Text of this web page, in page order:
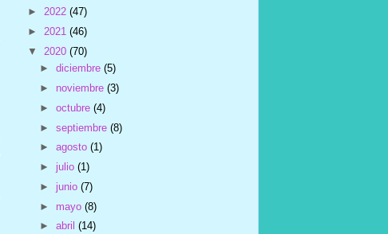
► 2022 (47)
► 2021 (46)
▼ 2020 (70)
►diciembre(5)
► noviembre(3)
►octubre(4)
►septiembre(8)
►agosto(1)
►julio(1)
►junio(7)
► mayo(8)
►abril(14)